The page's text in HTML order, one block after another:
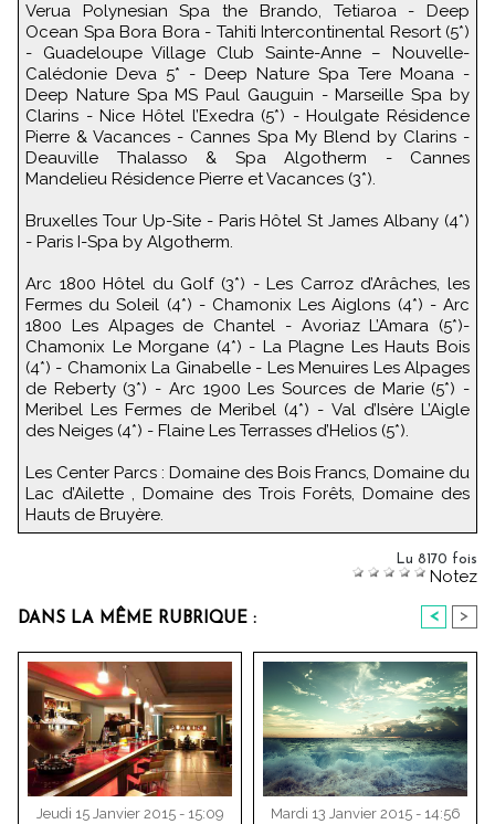
Verua Polynesian Spa the Brando, Tetiaroa - Deep
Ocean Spa Bora Bora - Tahiti Intercontinental Resort (5*)
- Guadeloupe Village Club Sainte-Anne – Nouvelle-
Calédonie Deva 5* - Deep Nature Spa Tere Moana -
Deep Nature Spa MS Paul Gauguin - Marseille Spa by
Clarins - Nice Hôtel l’Exedra (5*) - Houlgate Résidence
Pierre & Vacances - Cannes Spa My Blend by Clarins -
Deauville Thalasso & Spa Algotherm - Cannes
Mandelieu Résidence Pierre et Vacances (3*).
Bruxelles Tour Up-Site - Paris Hôtel St James Albany (4*)
- Paris I-Spa by Algotherm.
Arc 1800 Hôtel du Golf (3*) - Les Carroz d’Arâches, les
Fermes du Soleil (4*) - Chamonix Les Aiglons (4*) - Arc
1800 Les Alpages de Chantel - Avoriaz L’Amara (5*)-
Chamonix Le Morgane (4*) - La Plagne Les Hauts Bois
(4*) - Chamonix La Ginabelle - Les Menuires Les Alpages
de Reberty (3*) - Arc 1900 Les Sources de Marie (5*) -
Meribel Les Fermes de Meribel (4*) - Val d’Isère L’Aigle
des Neiges (4*) - Flaine Les Terrasses d’Helios (5*).
Les Center Parcs : Domaine des Bois Francs, Domaine du
Lac d’Ailette , Domaine des Trois Forêts, Domaine des
Hauts de Bruyère.
Lu 8170 fois
Notez
DANS LA MÊME RUBRIQUE : < >
Jeudi 15 Janvier 2015 - 15:09
Mardi 13 Janvier 2015 - 14:56